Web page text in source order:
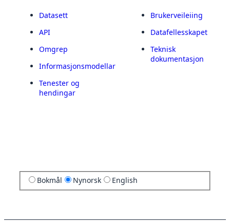
Datasett
API
Omgrep
Informasjonsmodellar
Tenester og
hendingar
Brukerveileiing
Datafellesskapet
Teknisk
dokumentasjon
Bokmål Nynorsk English